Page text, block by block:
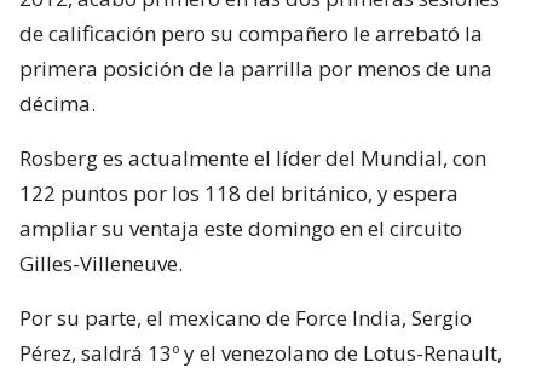
de calificación pero su compañero le arrebató la
primera posición de la parrilla por menos de una
décima.
Rosberg es actualmente el líder del Mundial, con
122 puntos por los 118 del británico, y espera
ampliar su ventaja este domingo en el circuito
Gilles-Villeneuve.
Por su parte, el mexicano de Force India, Sergio
Pérez, saldrá 13º y el venezolano de Lotus-Renault,